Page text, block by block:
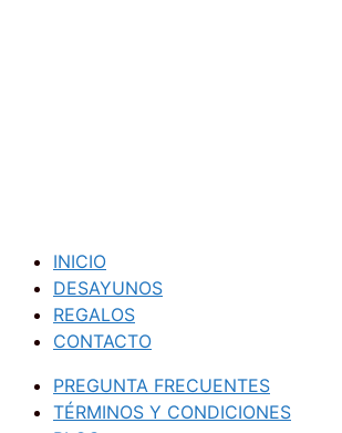
INICIO
DESAYUNOS
REGALOS
CONTACTO
PREGUNTA FRECUENTES
TÉRMINOS Y CONDICIONES